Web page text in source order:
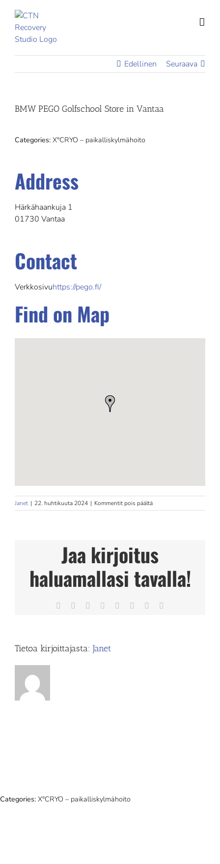
content
Edellinen Seuraava
BMW PEGO Golfschool Store in Vantaa
Categories: X°CRYO – paikalliskylmähoito
Address
Härkähaankuja 1
01730 Vantaa
Contact
Verkkosivuhttps://pego.fi/
Find on Map
Janet | 22. huhtikuuta 2024 | Kommentit pois päältäartikkelissa
BMW
Vantaa
Jaa kirjoitus
haluamallasi tavalla!
Facebook Reddit LinkedIn
TumblrPinterest
Tietoa kirjoittajasta: Janet
Categories: X°CRYO – paikalliskylmähoito